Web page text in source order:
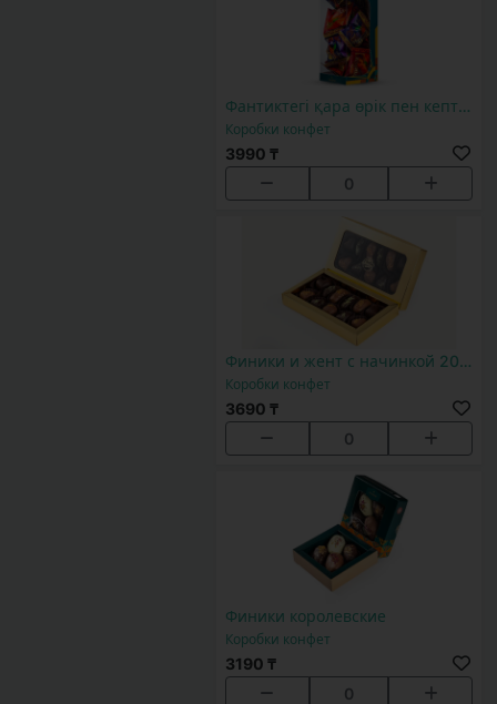
Фантиктегі қара өрік пен кептірілген өрік ассортиі, 14 дана
Коробки конфет
3990 ₸
0
Финики и жент с начинкой 200*128
Коробки конфет
3690 ₸
0
Финики королевские
Коробки конфет
3190 ₸
0